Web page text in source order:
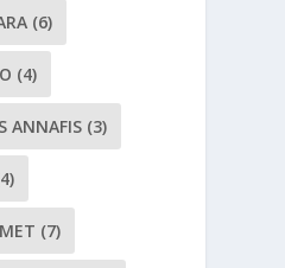
(6)
(4)
ANNAFIS (3)
(7)